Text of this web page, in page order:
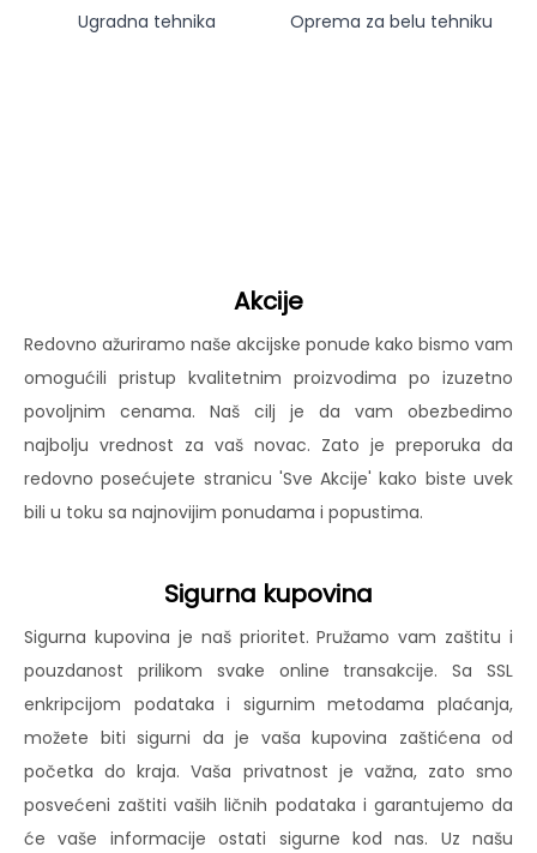
Ugradna tehnika Oprema za belu tehniku
Akcije
Redovno ažuriramo naše akcijske ponude kako bismo vam
omogućili pristup kvalitetnim proizvodima po izuzetno
povoljnim cenama. Naš cilj je da vam obezbedimo
najbolju vrednost za vaš novac. Zato je preporuka da
redovno posećujete stranicu 'Sve Akcije' kako biste uvek
bili u toku sa najnovijim ponudama i popustima.
Sigurna kupovina
Sigurna kupovina je naš prioritet. Pružamo vam zaštitu i
pouzdanost prilikom svake online transakcije. Sa SSL
enkripcijom podataka i sigurnim metodama plaćanja,
možete biti sigurni da je vaša kupovina zaštićena od
početka do kraja. Vaša privatnost je važna, zato smo
posvećeni zaštiti vaših ličnih podataka i garantujemo da
će vaše informacije ostati sigurne kod nas. Uz našu